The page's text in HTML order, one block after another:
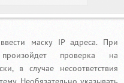
маску IP адреса. При
произойдет проверка на
в случае несоответствия